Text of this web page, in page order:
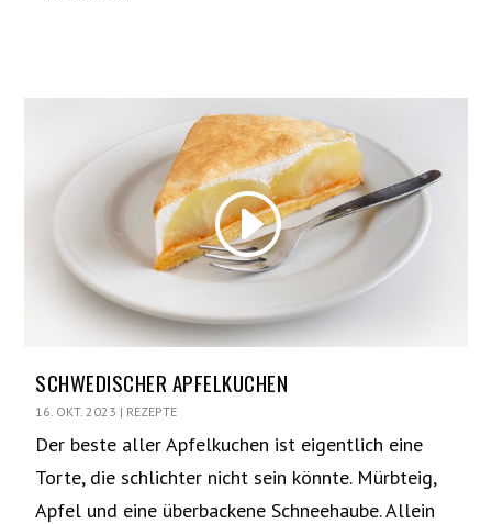
SCHWEDISCHER APFELKUCHEN
16. OKT. 2023 | REZEPTE
Der beste aller Apfelkuchen ist eigentlich eine
Torte, die schlichter nicht sein könnte. Mürbteig,
Apfel und eine überbackene Schneehaube. Allein